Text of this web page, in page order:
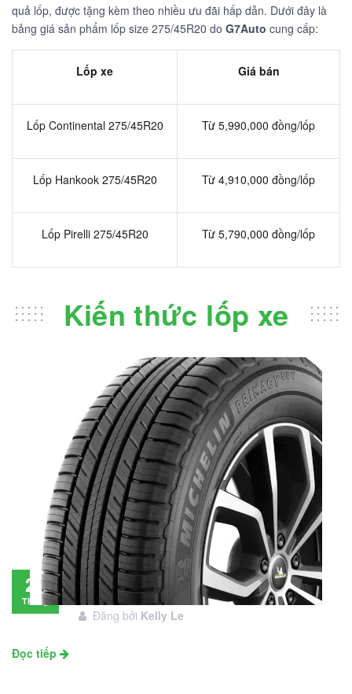
quả lốp, được tặng kèm theo nhiều ưu đãi hấp dẫn. Dưới đây là
bảng giá sản phẩm lốp size 275/45R20 do G7Auto cung cấp:
Lốp xe Giá bán
Lốp Continental 275/45R20 Từ 5,990,000 đồng/lốp
Lốp Hankook 275/45R20 Từ 4,910,000 đồng/lốp
Lốp Pirelli 275/45R20 Từ 5,790,000 đồng/lốp
Kiến thức lốp xe
28
Tháng
Đánh giá lốp Michelin Primacy SUV: Đáng
đầu tư không?
Đăng bởi Kelly Le
Đọc tiếp